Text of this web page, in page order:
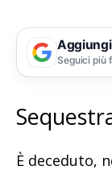
Seguici più
È deceduto,